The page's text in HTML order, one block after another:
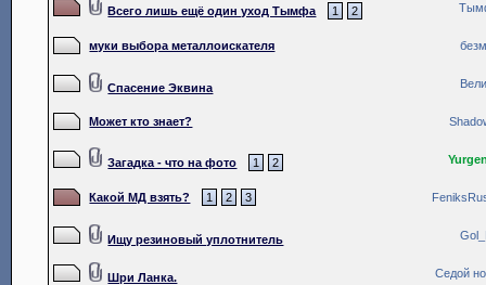
Всего лишь ещё один уход Тымфа 1 2
муки выбора металлоискателя
Спасение Эквина
Может кто знает?
Загадка - что на фото 1 2
Какой МД взять? 1 2 3
Ищу резиновый уплотнитель
Шри Ланка. Седой